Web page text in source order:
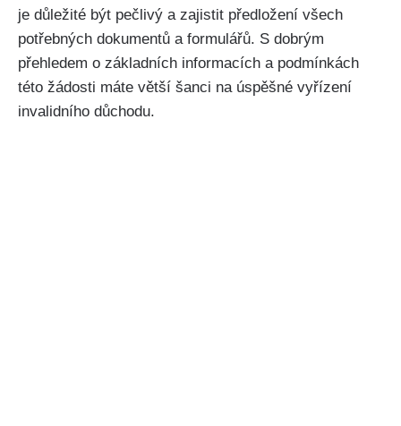
je důležité být pečlivý a zajistit předložení všech
potřebných dokumentů a formulářů. S dobrým
přehledem o základních informacích a podmínkách
této žádosti máte větší šanci na úspěšné vyřízení
invalidního důchodu.